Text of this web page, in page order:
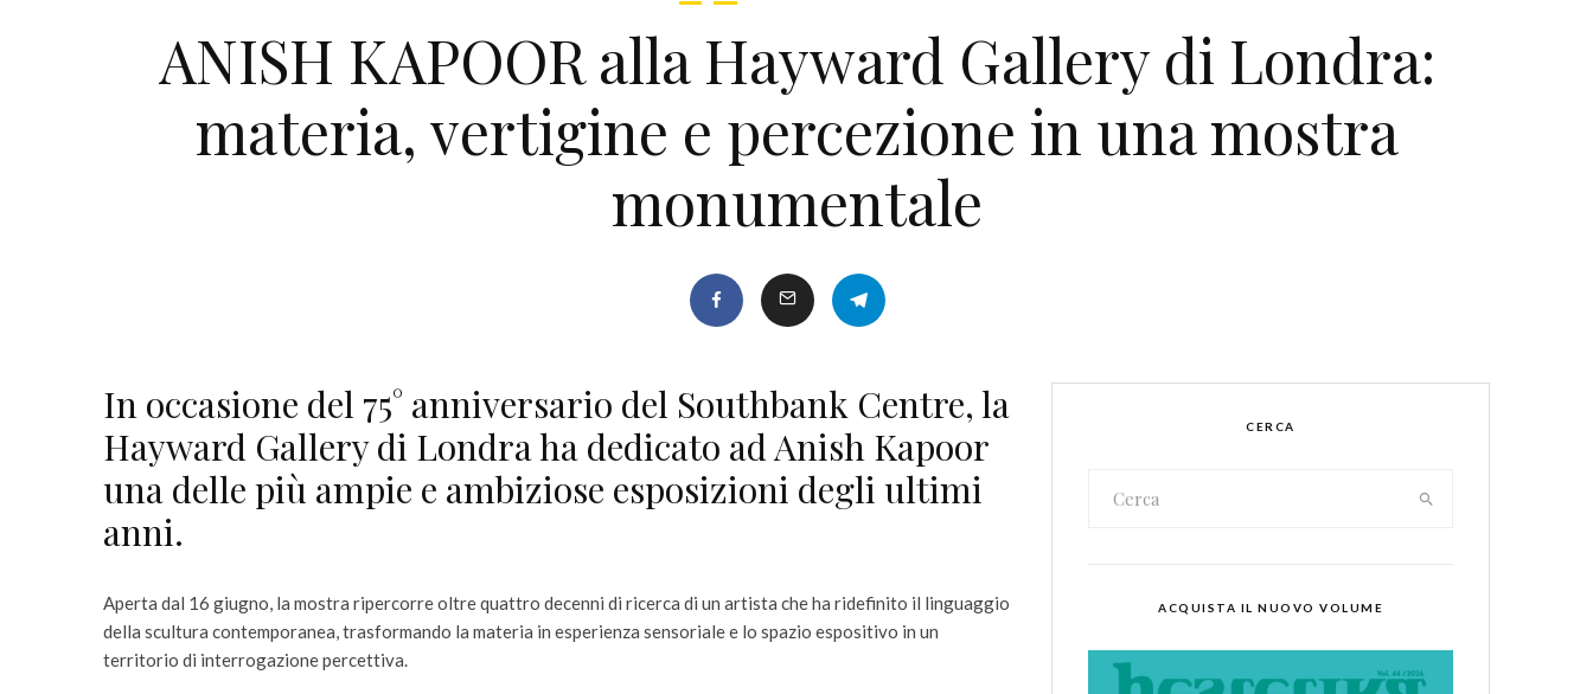
ANISH KAPOOR alla Hayward Gallery di Londra:
materia, vertigine e percezione in una mostra
monumentale
In occasione del 75° anniversario del Southbank Centre, la
Hayward Gallery di Londra ha dedicato ad Anish Kapoor
una delle più ampie e ambiziose esposizioni degli ultimi
anni.
Aperta dal 16 giugno, la mostra ripercorre oltre quattro decenni di ricerca di un artista che ha ridefinito il linguaggio
della scultura contemporanea, trasformando la materia in esperienza sensoriale e lo spazio espositivo in un
territorio di interrogazione percettiva.
CERCA
ACQUISTA IL NUOVO VOLUME